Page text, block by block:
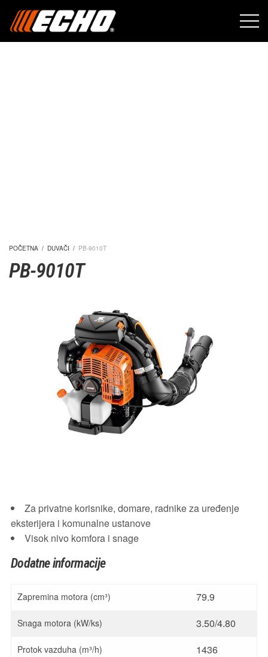
POČETNA / DUVAČI / PB-9010T
PB-9010T
Za privatne korisnike, domare, radnike za uređenje
eksterijera i komunalne ustanove
Visok nivo komfora i snage
Dodatne informacije
Zapremina motora (cm³) 79.9
Snaga motora (kW/ks) 3.50/4.80
Protok vazduha (m³/h) 1436